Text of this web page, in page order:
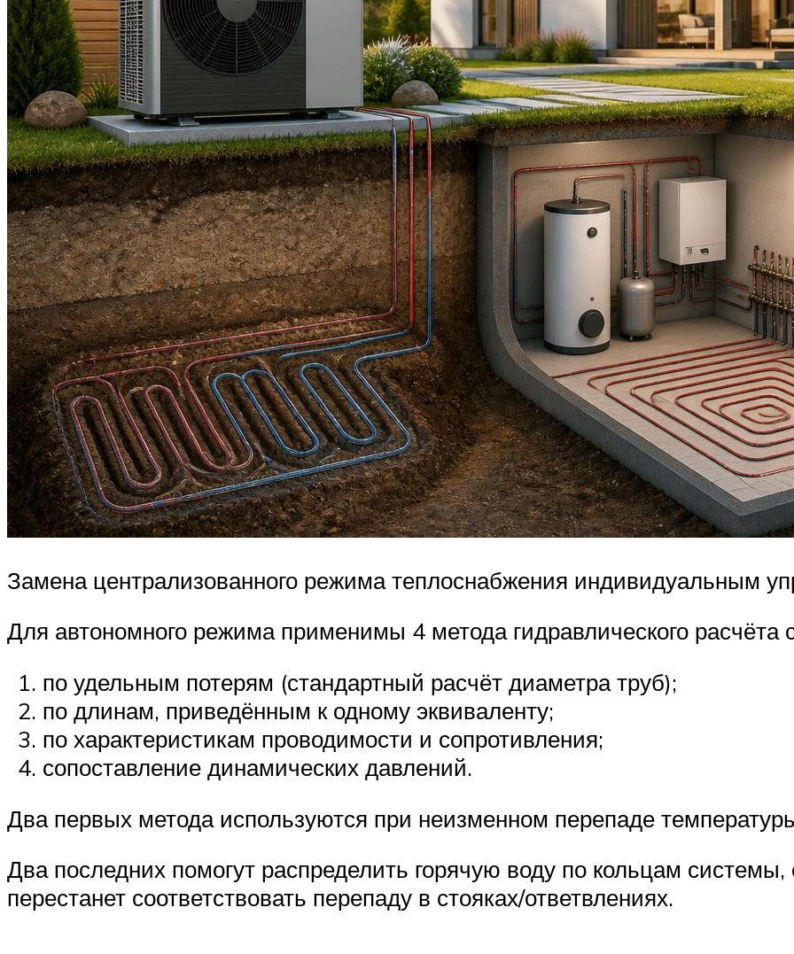
Замена централизованного режима теплоснабжения индивидуальным
Для автономного режима применимы 4 метода гидравлического расчёта
по удельным потерям (стандартный расчёт диаметра труб);
по длинам, приведённым к одному эквиваленту;
по характеристикам проводимости и сопротивления;
сопоставление динамических давлений.
Два первых метода используются при неизменном перепаде
Два последних помогут распределить горячую воду по кольцам
перестанет соответствовать перепаду в стояках/ответвлениях.